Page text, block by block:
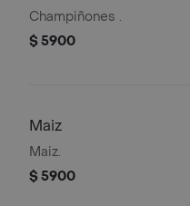
Champiñones .
$ 5900
Maiz
Maiz.
$ 5900